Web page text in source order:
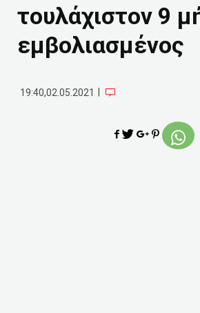
τουλάχιστον 9
εμβολιασμένος
19:40,02.05.2021